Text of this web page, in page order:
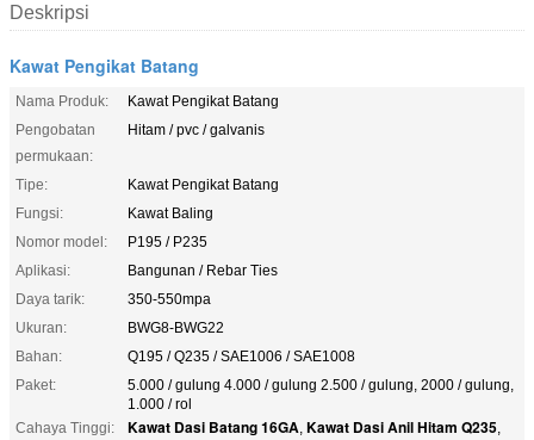
Deskripsi
Kawat Pengikat Batang
Nama Produk:
Kawat Pengikat Batang
Pengobatan
permukaan:
Hitam / pvc / galvanis
Tipe:
Kawat Pengikat Batang
Fungsi:
Kawat Baling
Nomor model:
P195 / P235
Aplikasi:
Bangunan / Rebar Ties
Daya tarik:
350-550mpa
Ukuran:
BWG8-BWG22
Bahan:
Q195 / Q235 / SAE1006 / SAE1008
Paket:
5.000 / gulung 4.000 / gulung 2.500 / gulung, 2000 / gulung,
1.000 / rol
Cahaya Tinggi:
Kawat Dasi Batang 16GA, Kawat Dasi Anil Hitam Q235,